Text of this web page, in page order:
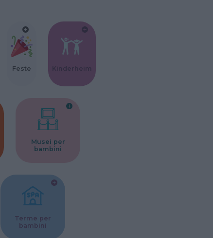
Feste Kinderheim
Musei per
bambini
Terme per
bambini